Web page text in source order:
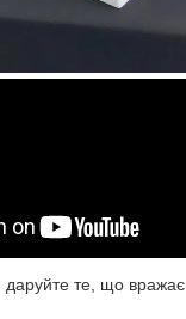
те, що вражає.